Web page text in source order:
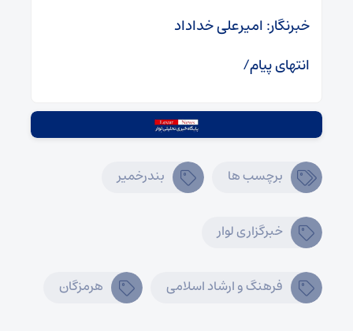
خبرنگار: امیرعلی خداداد
انتهای پیام/
برچسب ها بندرخمیر
خبرگزاری لوار
فرهنگ و ارشاد اسلامی هرمزگان